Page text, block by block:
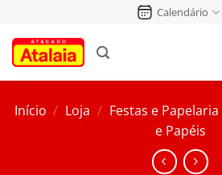
conteúdo
Calendário
Início / Loja / Festas e Papelaria
e Papéis